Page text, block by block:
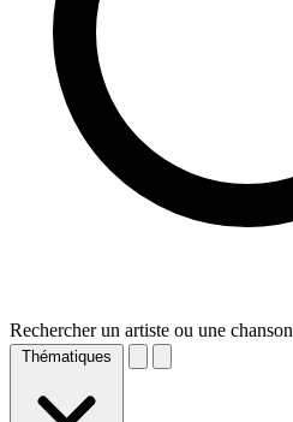
Rechercher un artiste ou une chanson
Thématiques